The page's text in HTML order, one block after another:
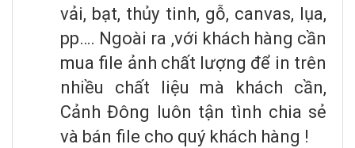
vải, bạt, thủy tinh, gỗ, canvas, lụa,
pp…. Ngoài ra ,với khách hàng cần
mua file ảnh chất lượng để in trên
nhiều chất liệu mà khách cần,
Cảnh Đông luôn tận tình chia sẻ
và bán file cho quý khách hàng !